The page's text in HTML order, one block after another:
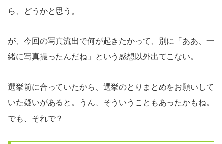
ら、どうかと思う。
が、今回の写真流出で何が起きたかって、別に「ああ、一
緒に写真撮ったんだね」という感想以外出てこない。
選挙前に合っていたから、選挙のとりまとめをお願いして
いた疑いがあると。うん、そういうこともあったかもね。
でも、それで？